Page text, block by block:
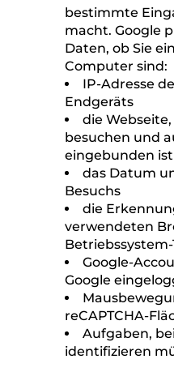
Im Zeitpunkt der
werden zudem
und die
Das
Datum und
Auf den
Formulare für
Kundenservice
verwenden wir
reCAPTCHA,
Mensch oder
bestimmte
macht. Google
Daten, ob Sie
Computer sind:
IP-Adresse
Endgeräts